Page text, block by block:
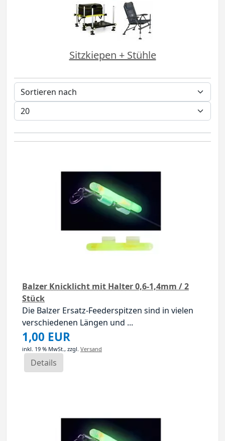
Sitzkiepen + Stühle
Balzer Knicklicht mit Halter 0,6-1,4mm / 2
Stück
Die Balzer Ersatz-Feederspitzen sind in vielen
verschiedenen Längen und ...
1,00 EUR
inkl. 19 % MwSt., zzgl. Versand
Details